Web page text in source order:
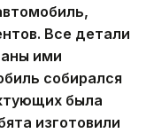
Все детали
ими
собирался
была
изготовили